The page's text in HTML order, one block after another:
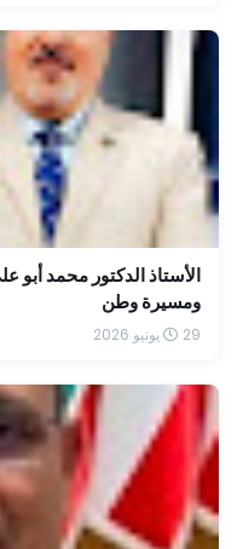
ومسيرة وطن
29 يونيو 2026